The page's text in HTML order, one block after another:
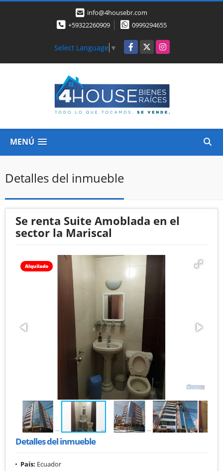
info@4housebr.com
+59322260909
0999294655
Select Language ▼ Facebook
X Instagram
MENÚ
Detalles del inmueble
Se renta Suite Amoblada en el
sector la Mariscal
Alquilado
Detalles del inmueble
País: Ecuador